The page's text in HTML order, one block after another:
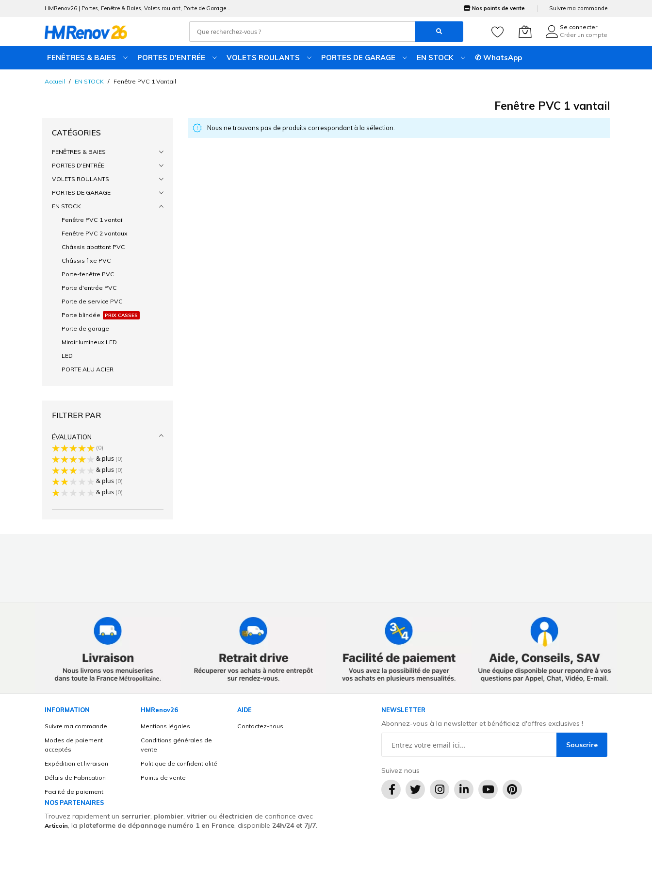
HMRenov26 | Portes, Fenêtre & Baies, Volets roulant, Porte de Garage... Nos points de vente Suivre ma commande
Se connecter
Créer un compte
FENÊTRES & BAIES PORTES D'ENTRÉE VOLETS ROULANTS PORTES DE GARAGE EN STOCK ✆ WhatsApp
Accueil EN STOCK Fenêtre PVC 1 Vantail
Fenêtre PVC 1 vantail
Nous ne trouvons pas de produits correspondant à la sélection.
CATÉGORIES
FENÊTRES & BAIES
PORTES D'ENTRÉE
VOLETS ROULANTS
PORTES DE GARAGE
EN STOCK
Fenêtre PVC 1 vantail
Fenêtre PVC 2 vantaux
Châssis abattant PVC
Châssis fixe PVC
Porte-fenêtre PVC
Porte d'entrée PVC
Porte de service PVC
Porte blindée
PRIX CASSES
Porte de garage
Miroir lumineux LED
LED
PORTE ALU ACIER
FILTRER PAR
ÉVALUATION
0
& plus 0
& plus 0
& plus 0
& plus 0
INFORMATION
Suivre ma commande
Modes de paiement
acceptés
Expédition et livraison
Délais de Fabrication
Facilité de paiement
HMRenov26
Mentions légales
Conditions générales de
vente
Politique de confidentialité
Points de vente
AIDE
Contactez-nous
NEWSLETTER
Abonnez-vous à la newsletter et bénéficiez d'offres exclusives !
Souscrire
Suivez nous
NOS PARTENAIRES
Trouvez rapidement un serrurier, plombier, vitrier ou électricien de confiance avec
Articoin, la plateforme de dépannage numéro 1 en France, disponible 24h/24 et 7j/7.